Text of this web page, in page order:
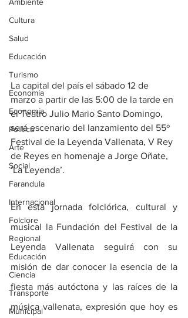
Cultura
Salud
Educación
Turismo
Economía
Economía
Política
Arte
Social
Farandula
Internacional
Folclore
Regional
Educación
Ciencia
Transporte
Municipal
La capital del país el sábado 12 de
marzo a partir de las 5:00 de la tarde en
el Teatro Julio Mario Santo Domingo,
será escenario del lanzamiento del 55º
Festival de la Leyenda Vallenata, V Rey
de Reyes en homenaje a Jorge Oñate,
‘La Leyenda’.
En esta jornada folclórica, cultural y
musical la Fundación del Festival de la
Leyenda Vallenata seguirá con su
misión de dar conocer la esencia de la
fiesta más autóctona y las raíces de la
música vallenata, expresión que hoy es